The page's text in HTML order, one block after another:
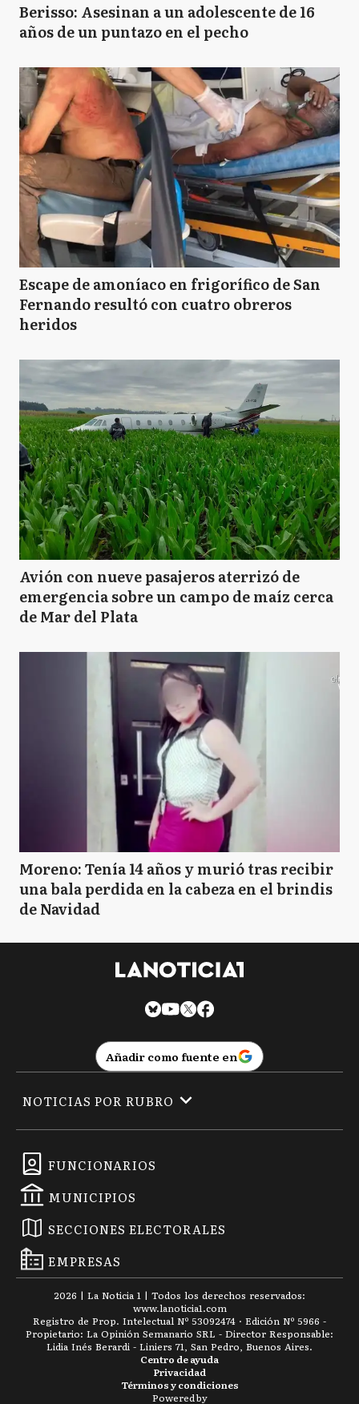
Berisso: Asesinan a un adolescente de 16
años de un puntazo en el pecho
Escape de amoníaco en frigorífico de San
Fernando resultó con cuatro obreros
heridos
Avión con nueve pasajeros aterrizó de
emergencia sobre un campo de maíz cerca
de Mar del Plata
Moreno: Tenía 14 años y murió tras recibir
una bala perdida en la cabeza en el brindis
de Navidad
Añadir como fuente en
FUNCIONARIOS
MUNICIPIOS
SECCIONES ELECTORALES
EMPRESAS
NOTICIAS POR RUBRO
2026 | La Noticia 1 | Todos los derechos reservados:
www.lanoticia1.com
Registro de Prop. Intelectual Nº 53092474 · Edición Nº 5966 -
Propietario: La Opinión Semanario SRL - Director Responsable:
Lidia Inés Berardi - Liniers 71, San Pedro, Buenos Aires.
Términos y condiciones
Privacidad
Centro de ayuda
Powered by